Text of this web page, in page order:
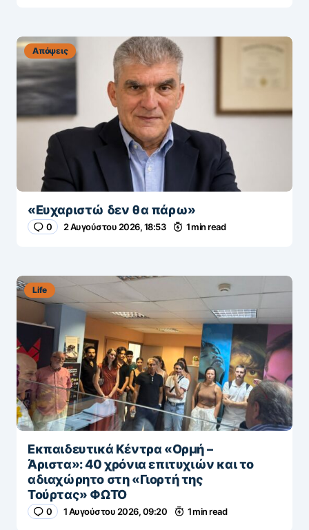
Απόψεις
«Ευχαριστώ δεν θα πάρω»
0 2 Αυγούστου 2026, 18:53 1 min read
Life
Εκπαιδευτικά Κέντρα «Ορμή –
Άριστα»: 40 χρόνια επιτυχιών και το
αδιαχώρητο στη «Γιορτή της
Τούρτας» ΦΩΤΟ
0 1 Αυγούστου 2026, 09:20 1 min read